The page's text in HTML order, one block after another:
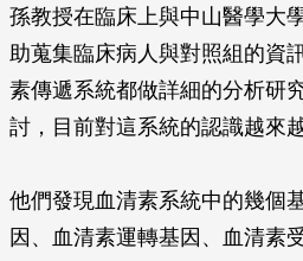
孫教授在臨床上與中山醫學大
助蒐集臨床病人與對照組的資
素傳遞系統都做詳細的分析研
討，目前對這系統的認識越來
他們發現血清素系統中的幾個
因、血清素運轉基因、血清素